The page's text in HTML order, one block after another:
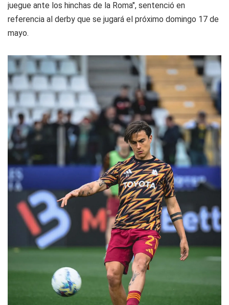
juegue ante los hinchas de la Roma", sentenció en
referencia al derby que se jugará el próximo domingo 17 de
mayo.